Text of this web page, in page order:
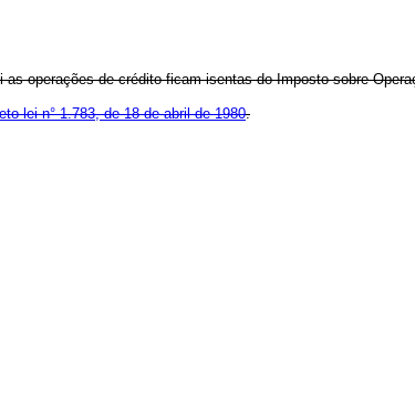
de crédito ficam isentas do Imposto sobre
lei n° 1.783, de 18 de abril de 1980.